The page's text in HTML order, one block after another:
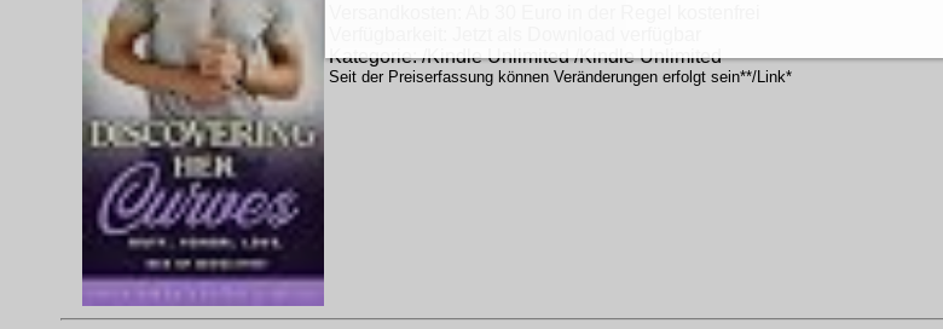
Kategorie: /Kindle Unlimited /Kindle Unlimited
Seit der Preiserfassung können Veränderungen erfolgt sein**/Link*